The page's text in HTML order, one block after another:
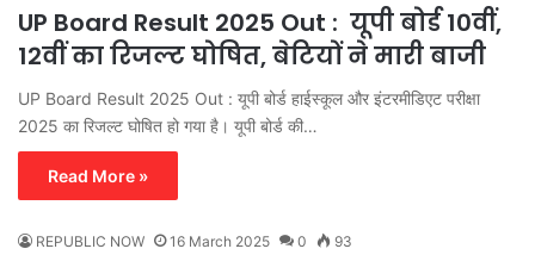
UP Board Result 2025 Out : यूपी बोर्ड 10वीं,
12वीं का रिजल्ट घोषित, बेटियों ने मारी बाजी
UP Board Result 2025 Out : यूपी बोर्ड हाईस्कूल और इंटरमीडिएट परीक्षा
2025 का रिजल्ट घोषित हो गया है। यूपी बोर्ड की…
Read More »
REPUBLIC NOW 16 March 2025 0 93